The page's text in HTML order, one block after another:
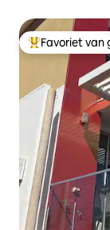
Topfavoriet
Favoriet van